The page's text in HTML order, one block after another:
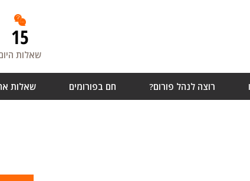
15
שאלות
רוצה לנהל פורום? חם בפורומים שאלות